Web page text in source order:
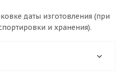
даты изготовления (при
и хранения).